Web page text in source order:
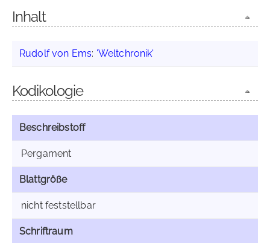
Inhalt
Rudolf von Ems: 'Weltchronik'
Kodikologie
Beschreibstoff
Pergament
Blattgröße
nicht feststellbar
Schriftraum